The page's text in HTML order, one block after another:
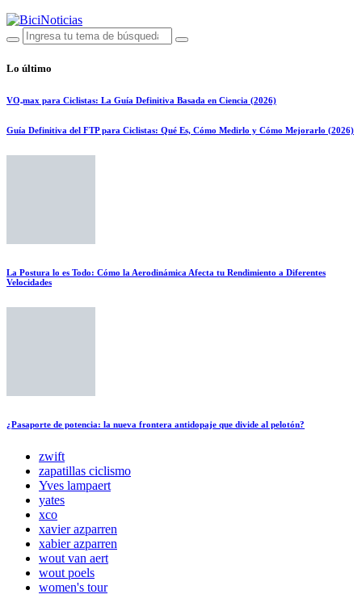
Lo último
VO₂max para Ciclistas: La Guía Definitiva Basada en Ciencia (2026)
Guía Definitiva del FTP para Ciclistas: Qué Es, Cómo Medirlo y Cómo Mejorarlo (2026)
La Postura lo es Todo: Cómo la Aerodinámica Afecta tu Rendimiento a Diferentes
Velocidades
¿Pasaporte de potencia: la nueva frontera antidopaje que divide al pelotón?
zwift
zapatillas ciclismo
Yves lampaert
yates
xco
xavier azparren
xabier azparren
wout van aert
wout poels
women's tour